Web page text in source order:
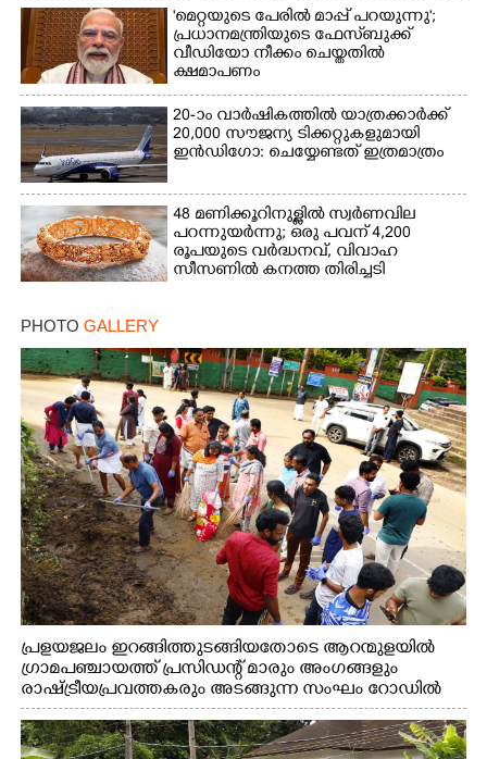
'മെറ്റയുടെ പേരിൽ മാപ്പ് പറയുന്നു';
പ്രധാനമന്ത്രിയുടെ ഫേസ്‌ബുക്ക്
വീഡിയോ നീക്കം ചെയ്തതിൽ
ക്ഷമാപണം
20-ാം വാർഷികത്തിൽ യാത്രക്കാർക്ക്
20,000 സൗജന്യ ടിക്കറ്റുകളുമായി
ഇൻഡിഗോ: ചെയ്യേണ്ടത് ഇത്രമാത്രം
48 മണിക്കൂറിനുള്ളിൽ സ്വർണവില
പറന്നുയർന്നു; ഒരു പവന് 4,200
രൂപയുടെ വർദ്ധനവ്, വിവാഹ
സീസണിൽ കനത്ത തിരിച്ചടി
PHOTO GALLERY
പ്രളയജലം ഇറങ്ങിത്തുടങ്ങിയതോടെ ആറന്മുളയിൽ
ഗ്രാമപഞ്ചായത്ത് പ്രസിഡന്റ് മാരും അംഗങ്ങളും
രാഷ്ട്രീയപ്രവത്തകരും അടങ്ങുന്ന സംഘം റോഡിൽ
അടിഞ്ഞ് കൂടിയ ചെളിയും മണ്ണും മറ്റ് മാലിന്യങ്ങളും
നീക്കം ചെയ്യുന്നു.